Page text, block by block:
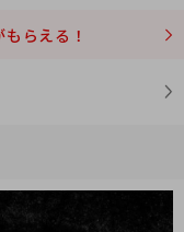
らえる！